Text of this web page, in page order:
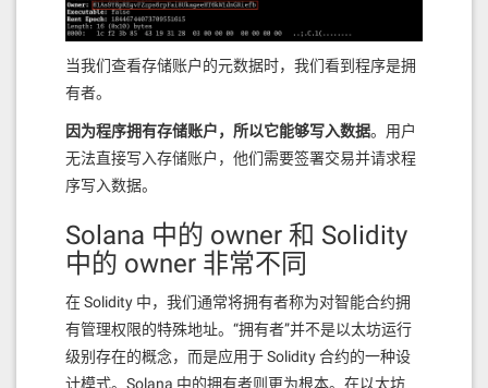
当我们查看存储账户的元数据时，我们看到程序是拥
有者。
因为程序拥有存储账户，所以它能够写入数据。用户
无法直接写入存储账户，他们需要签署交易并请求程
序写入数据。
Solana 中的 owner 和 Solidity
中的 owner 非常不同
在 Solidity 中，我们通常将拥有者称为对智能合约拥
有管理权限的特殊地址。“拥有者”并不是以太坊运行
级别存在的概念，而是应用于 Solidity 合约的一种设
计模式。Solana 中的拥有者则更为根本。在以太坊